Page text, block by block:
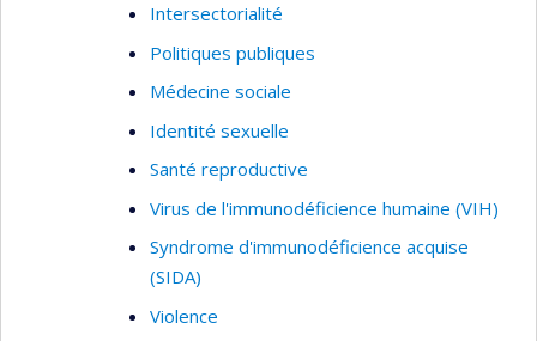
Intersectorialité
Politiques publiques
Médecine sociale
Identité sexuelle
Santé reproductive
Virus de l'immunodéficience humaine (VIH)
Syndrome d'immunodéficience acquise
(SIDA)
Violence